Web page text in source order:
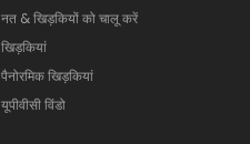
नत & खिड़कियों को चालू करें
खिड़कियां
पैनोरमिक खिड़कियां
यूपीवीसी विंडो